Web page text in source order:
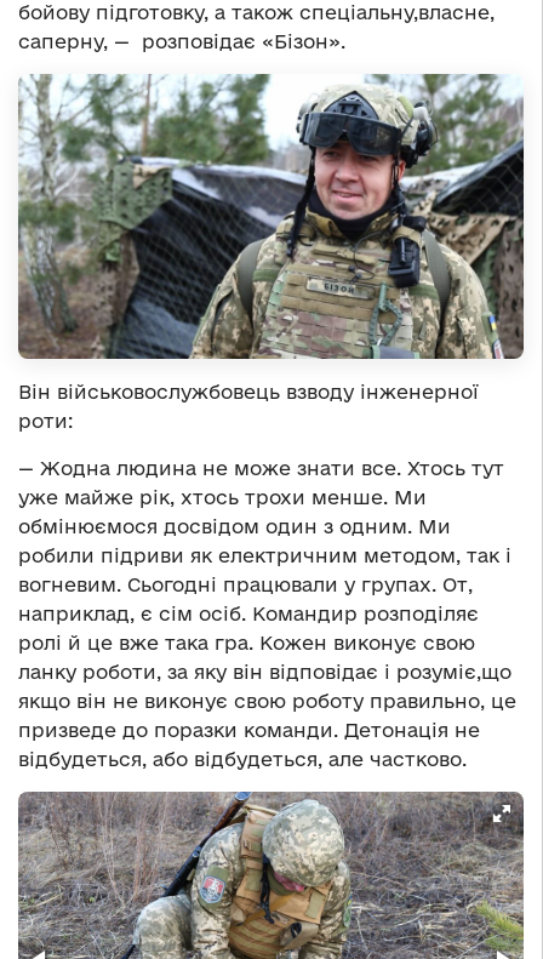
бойову підготовку, а також спеціальну,власне,
саперну, — розповідає «Бізон».
Він військовослужбовець взводу інженерної
роти:
— Жодна людина не може знати все. Хтось тут
уже майже рік, хтось трохи менше. Ми
обмінюємося досвідом один з одним. Ми
робили підриви як електричним методом, так і
вогневим. Сьогодні працювали у групах. От,
наприклад, є сім осіб. Командир розподіляє
ролі й це вже така гра. Кожен виконує свою
ланку роботи, за яку він відповідає і розуміє,що
якщо він не виконує свою роботу правильно, це
призведе до поразки команди. Детонація не
відбудеться, або відбудеться, але частково.